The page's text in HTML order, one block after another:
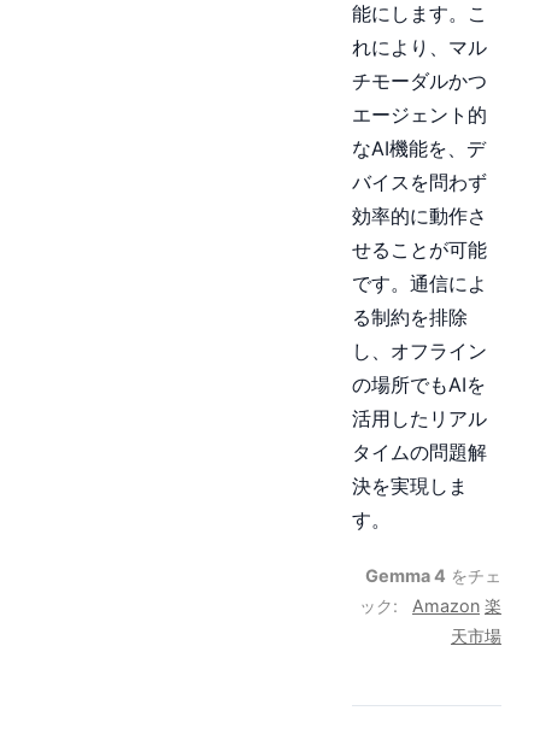
能にします。こ
れにより、マル
チモーダルかつ
エージェント的
なAI機能を、デ
バイスを問わず
効率的に動作さ
せることが可能
です。通信によ
る制約を排除
し、オフライン
の場所でもAIを
活用したリアル
タイムの問題解
決を実現しま
す。
Gemma 4 をチェ
ック:
Amazon 楽
天市場